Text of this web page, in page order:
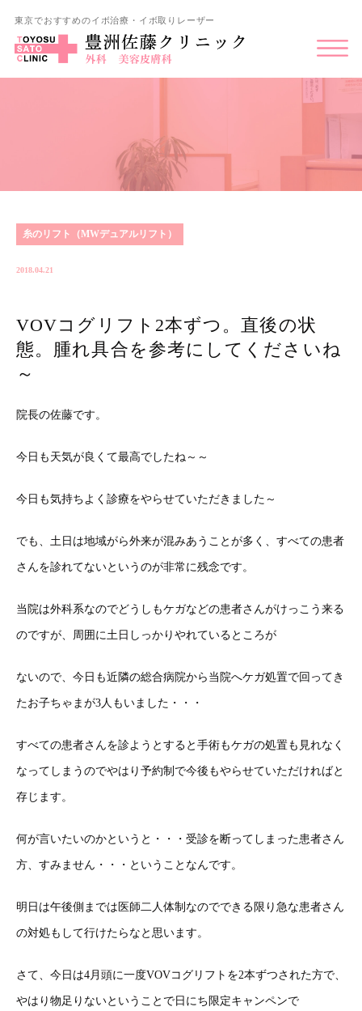
東京でおすすめのイボ治療・イボ取りレーザー
糸のリフト（MWデュアルリフト）
2018.04.21
VOVコグリフト2本ずつ。直後の状
態。腫れ具合を参考にしてくださいね
～
院長の佐藤です。
今日も天気が良くて最高でしたね～～
今日も気持ちよく診療をやらせていただきました～
でも、土日は地域がら外来が混みあうことが多く、すべての患者
さんを診れてないというのが非常に残念です。
当院は外科系なのでどうしもケガなどの患者さんがけっこう来る
のですが、周囲に土日しっかりやれているところが
ないので、今日も近隣の総合病院から当院へケガ処置で回ってき
たお子ちゃまが3人もいました・・・
すべての患者さんを診ようとすると手術もケガの処置も見れなく
なってしまうのでやはり予約制で今後もやらせていただければと
存じます。
何が言いたいのかというと・・・受診を断ってしまった患者さん
方、すみません・・・ということなんです。
明日は午後側までは医師二人体制なのでできる限り急な患者さん
の対処もして行けたらなと思います。
さて、今日は4月頭に一度VOVコグリフトを2本ずつされた方で、
やはり物足りないということで日にち限定キャンペンで